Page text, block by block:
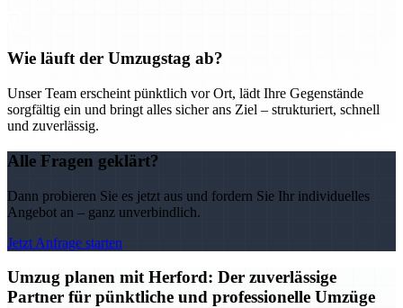
Wie läuft der Umzugstag ab?
Unser Team erscheint pünktlich vor Ort, lädt Ihre Gegenstände
sorgfältig ein und bringt alles sicher ans Ziel – strukturiert, schnell
und zuverlässig.
Alle Fragen geklärt?
Dann probieren Sie es jetzt aus und fordern Sie Ihr individuelles
Angebot an – ganz unverbindlich.
Jetzt Anfrage starten
Umzug planen mit Herford: Der zuverlässige
Partner für pünktliche und professionelle Umzüge